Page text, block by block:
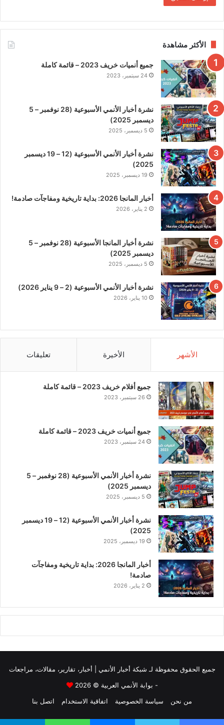
الأكثر مشاهدة
جميع أنميات خريف 2023 – قائمة كاملة
24 سبتمبر، 2023
نشرة أخبار الأنمي الأسبوعية (28 نوفمبر – 5
ديسمبر 2025)
5 ديسمبر، 2025
نشرة أخبار الأنمي الأسبوعية (12 – 19 ديسمبر
2025)
19 ديسمبر، 2025
أخبار المانجا 2026: بداية تاريخية ومفاجآت صادمة!
2 يناير، 2026
نشرة أخبار المانجا الأسبوعية (28 نوفمبر – 5
ديسمبر 2025)
5 ديسمبر، 2025
نشرة أخبار الأنمي الأسبوعية (2 – 9 يناير 2026)
10 يناير، 2026
الأشهر الأخيرة تعليقات
جميع أفلام خريف 2023 – قائمة كاملة
26 سبتمبر، 2023
جميع أنميات خريف 2023 – قائمة كاملة
24 سبتمبر، 2023
نشرة أخبار الأنمي الأسبوعية (28 نوفمبر – 5
ديسمبر 2025)
5 ديسمبر، 2025
نشرة أخبار الأنمي الأسبوعية (12 – 19 ديسمبر
2025)
19 ديسمبر، 2025
أخبار المانجا 2026: بداية تاريخية ومفاجآت
صادمة!
2 يناير، 2026
جميع الحقوق محفوظة لـ شبكة أخبار الأنمي | أخبار، تقارير، مقالات، مراجعات
- بوابة الأنمي العربية © 2026
من نحن
سياسة الخصوصية اتفاقية الاستخدام اتصل بنا